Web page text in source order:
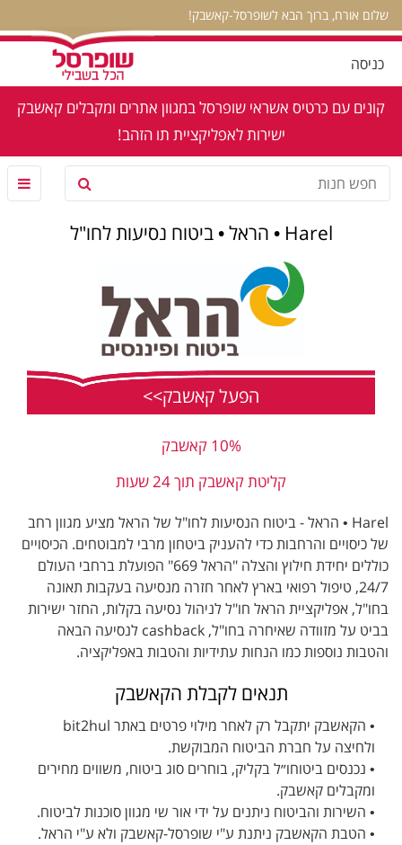
שלום אורח, ברוך הבא לשופרסל-קאשבק!
כניסה
קונים עם כרטיס אשראי שופרסל במגוון אתרים ומקבלים קאשבק
ישירות לאפליקציית תו הזהב!
Harel • הראל • ביטוח נסיעות לחו"ל
הפעל קאשבק>>
10% קאשבק
קליטת קאשבק תוך 24 שעות
Harel • הראל - ביטוח הנסיעות לחו"ל של הראל מציע מגוון רחב
של כיסויים והרחבות כדי להעניק ביטחון מרבי למבוטחים. הכיסויים
כוללים יחידת חילוץ והצלה "הראל 669" הפועלת ברחבי העולם
24/7, טיפול רפואי בארץ לאחר חזרה מנסיעה בעקבות תאונה
בחו"ל, אפליקציית הראל חו"ל לניהול נסיעה בקלות, החזר ישירות
בביט על מזוודה שאיחרה בחו"ל, cashback לנסיעה הבאה
והטבות נוספות כמו הנחות עתידיות והטבות באפליקציה.
תנאים לקבלת הקאשבק
• הקאשבק יתקבל רק לאחר מילוי פרטים באתר bit2hul
ולחיצה על חברת הביטוח המבוקשת.
• נכנסים ביטוחו״ל בקליק, בוחרים סוג ביטוח, משווים מחירים
ומקבלים קאשבק.
• השירות והביטוח ניתנים על ידי אור שי מגוון סוכנות לביטוח.
• הטבת הקאשבק ניתנת ע"י שופרסל-קאשבק ולא ע"י הראל.